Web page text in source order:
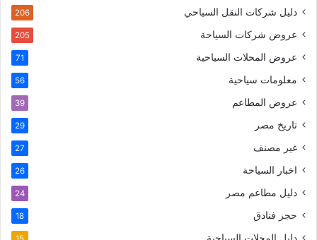
دليل شركات النقل السياحي 206
عروض شركات السياحة 205
عروض المحلات السياحية 71
معلومات سياحية 56
عروض المطاعم 39
تاريخ مصر 29
غير مصنف 27
اخبار السياحة 26
دليل مطاعم مصر 24
حجز فنادق 18